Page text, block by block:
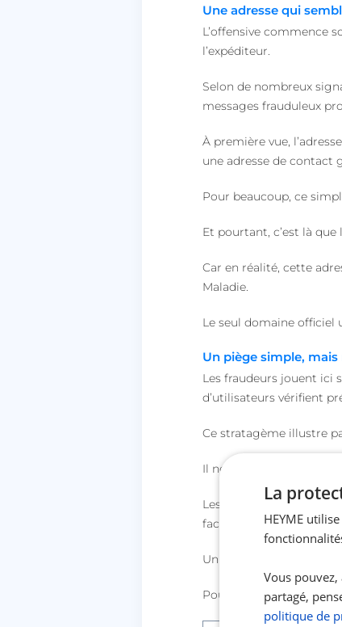
Une adresse qui
L’offensive commence
l’expéditeur.
Selon de nombreux
messages frauduleux
À première vue,
une adresse de contact
Pour beaucoup, ce
Et pourtant, c’est là que
Car en réalité, cette
Maladie.
Le seul domaine officiel
Un piège simple,
Les fraudeurs jouent ici
d’utilisateurs vérifient
Ce stratagème illustre
Il ne s’agit pas d’une
Les cybercriminels
face aux détails
Un simple coup d’œil
Pourtant, ce détail,
La
HEYME
Vous
partagé,
politique de